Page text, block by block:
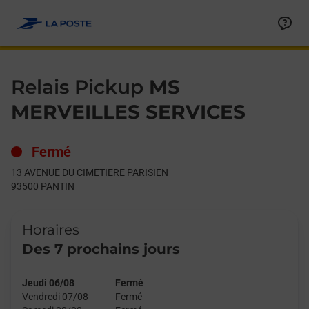
Relais Pickup MS
MERVEILLES SERVICES
Fermé
13 AVENUE DU CIMETIERE PARISIEN
93500 PANTIN
Horaires
Des 7 prochains jours
Jeudi 06/08
Fermé
Vendredi 07/08
Fermé